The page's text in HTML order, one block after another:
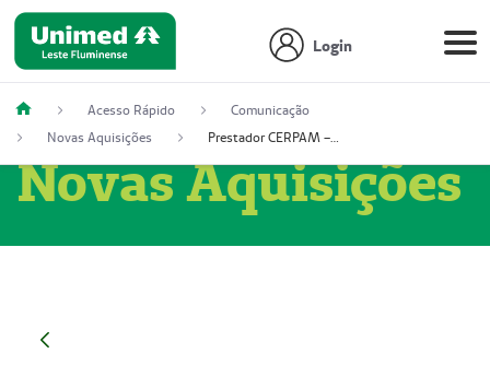
Login
Acesso Rápido
Comunicação
Novas Aquisições
Prestador CERPAM – Centro de Reabilitação S/S Ltda-ME (52004274-8)
Novas Aquisições